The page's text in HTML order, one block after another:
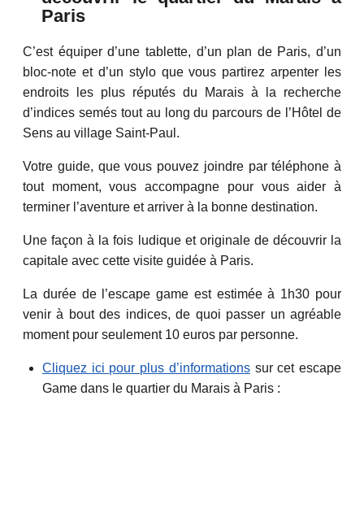
Paris
C’est équiper d’une tablette, d’un plan de Paris, d’un
bloc-note et d’un stylo que vous partirez arpenter les
endroits les plus réputés du Marais à la recherche
d’indices semés tout au long du parcours de l’Hôtel de
Sens au village Saint-Paul.
Votre guide, que vous pouvez joindre par téléphone à
tout moment, vous accompagne pour vous aider à
terminer l’aventure et arriver à la bonne destination.
Une façon à la fois ludique et originale de découvrir la
capitale avec cette visite guidée à Paris.
La durée de l’escape game est estimée à 1h30 pour
venir à bout des indices, de quoi passer un agréable
moment pour seulement 10 euros par personne.
Cliquez ici pour plus d’informationssur cet escape
Game dans le quartier du Marais à Paris :